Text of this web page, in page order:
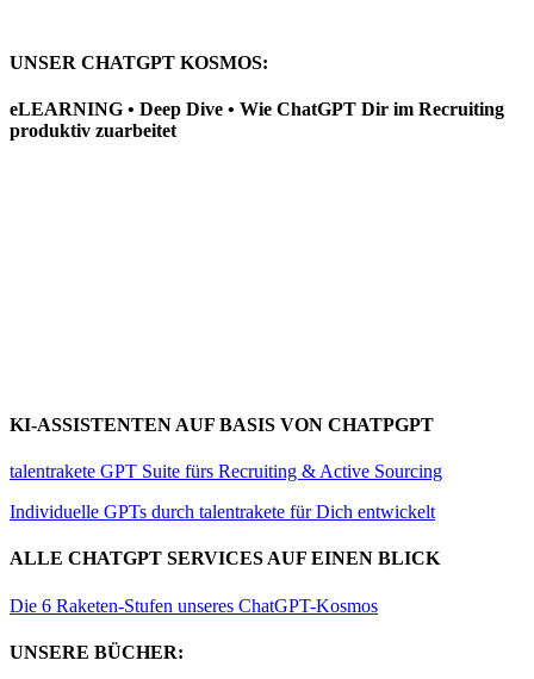
UNSER CHATGPT KOSMOS:
eLEARNING • Deep Dive • Wie ChatGPT Dir im Recruiting
produktiv zuarbeitet
KI-ASSISTENTEN AUF BASIS VON CHATPGPT
talentrakete GPT Suite fürs Recruiting & Active Sourcing
Individuelle GPTs durch talentrakete für Dich entwickelt
ALLE CHATGPT SERVICES AUF EINEN BLICK
Die 6 Raketen-Stufen unseres ChatGPT-Kosmos
UNSERE BÜCHER: